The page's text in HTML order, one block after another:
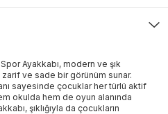
Ayakkabı, modern ve şık
zarif ve sade bir görünüm sunar.
sayesinde çocuklar her türlü aktif
okulda hem de oyun alanında
şıklığıyla da çocukların